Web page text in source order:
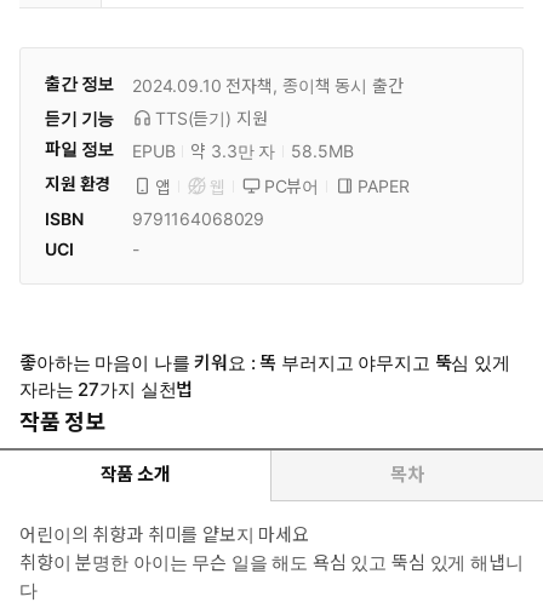
출간 정보 2024.09.10 전자책, 종이책 동시 출간
듣기 기능
TTS(듣기) 지원
파일 정보
EPUB 약 3.3만 자
58.5MB
지원 환경
앱 웹 PC뷰어
PAPER
ISBN
9791164068029
UCI
-
좋아하는 마음이 나를 키워요 : 똑 부러지고 야무지고 뚝심 있게
자라는 27가지 실천법
작품 정보
작품 소개 목차
어린이의 취향과 취미를 얕보지 마세요
취향이 분명한 아이는 무슨 일을 해도 욕심 있고 뚝심 있게 해냅니
다